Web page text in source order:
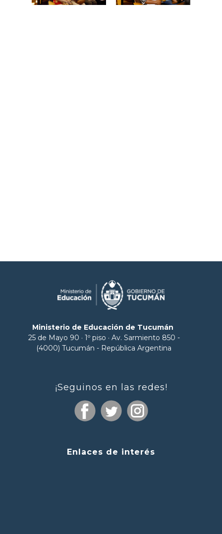
Ministerio de Educación de Tucumán
25 de Mayo 90 · 1º piso · Av. Sarmiento 850 -
(4000) Tucumán - República Argentina
¡Seguinos en las redes!
Enlaces de interés